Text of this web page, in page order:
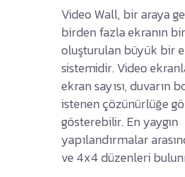
Video Wall, bir araya
birden fazla ekranın
oluşturulan büyük bir
sistemidir. Video
ekran sayısı, duvarın
istenen çözünürlüğe
gösterebilir. En yaygın
yapılandırmalar
ve 4x4 düzenleri